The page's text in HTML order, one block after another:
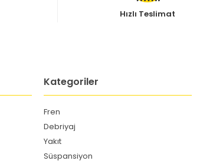
Hızlı Teslimat
Kategoriler
Fren
Debriyaj
Yakıt
Süspansiyon